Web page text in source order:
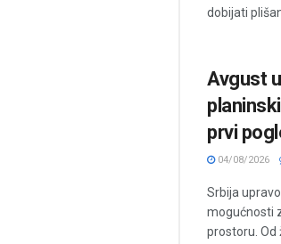
dobijati
Avgust
prvi
04/08/2026
Srbija
mogućnosti
prostoru. Od